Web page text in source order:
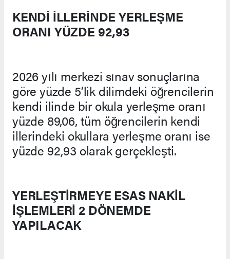
KENDİ İLLERİNDE YERLEŞME
ORANI YÜZDE 92,93
2026 yılı merkezi sınav sonuçlarına
göre yüzde 5’lik dilimdeki öğrencilerin
kendi ilinde bir okula yerleşme oranı
yüzde 89,06, tüm öğrencilerin kendi
illerindeki okullara yerleşme oranı ise
yüzde 92,93 olarak gerçekleşti.
YERLEŞTİRMEYE ESAS NAKİL
İŞLEMLERİ 2 DÖNEMDE
YAPILACAK